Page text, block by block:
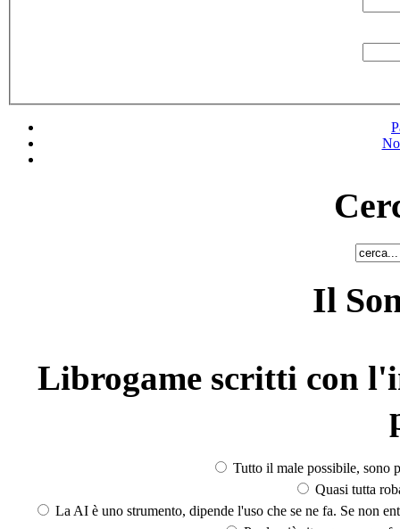
Il
Librogame scritti con
Tutto il male possibile, sono
Quasi tutta
La AI è uno strumento, dipende l'uso che se ne fa. Se non